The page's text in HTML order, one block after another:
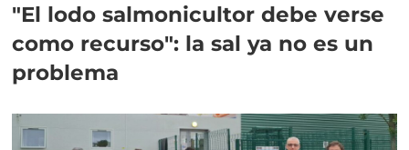
"El lodo salmonicultor debe verse
como recurso": la sal ya no es un
problema